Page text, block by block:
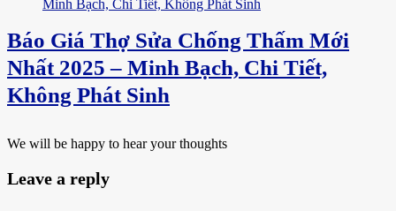
Báo Giá Thợ Sửa Chống Thấm Mới
Nhất 2025 – Minh Bạch, Chi Tiết,
Không Phát Sinh
We will be happy to hear your thoughts
Leave a reply